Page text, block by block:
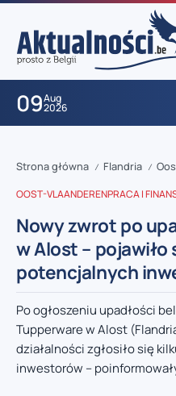
09Aug
2026
Strona główna / Flandria /
OOST-VLAANDERENPRACA I
Nowy zwrot po
w Alost – pojawiło
potencjalnych
Po ogłoszeniu upadłości
Tupperware w Alost
działalności zgłosiło się
inwestorów –